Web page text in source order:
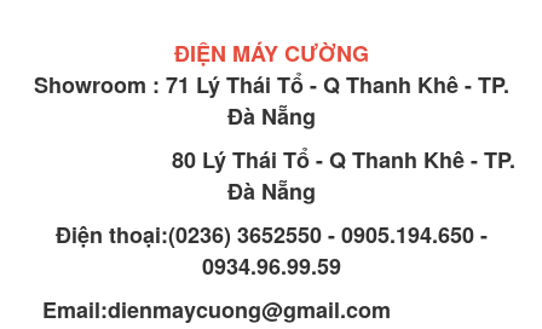
ĐIỆN MÁY CƯỜNG
Showroom : 71 Lý Thái Tổ - Q Thanh Khê - TP.
Đà Nẵng
80 Lý Thái Tổ - Q Thanh Khê - TP.
Đà Nẵng
Điện thoại:(0236) 3652550 - 0905.194.650 -
0934.96.99.59
Email:dienmaycuong@gmail.com